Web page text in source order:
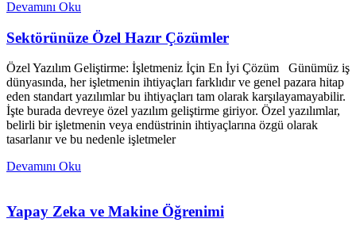
Devamını Oku
Sektörünüze Özel Hazır Çözümler
Özel Yazılım Geliştirme: İşletmeniz İçin En İyi Çözüm Günümüz iş
dünyasında, her işletmenin ihtiyaçları farklıdır ve genel pazara hitap
eden standart yazılımlar bu ihtiyaçları tam olarak karşılayamayabilir.
İşte burada devreye özel yazılım geliştirme giriyor. Özel yazılımlar,
belirli bir işletmenin veya endüstrinin ihtiyaçlarına özgü olarak
tasarlanır ve bu nedenle işletmeler
Devamını Oku
Yapay Zeka ve Makine Öğrenimi